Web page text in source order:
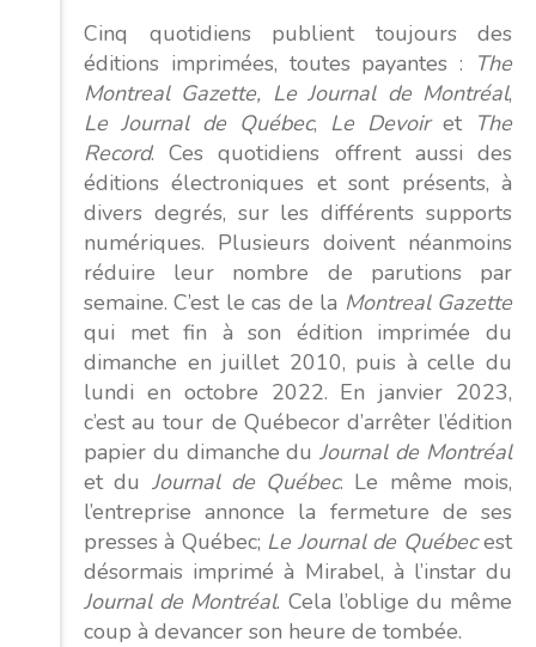
Cinq quotidiens publient toujours des
éditions imprimées, toutes payantes : The
Montreal Gazette, Le Journal de Montréal,
Le Journal de Québec, Le Devoiret The
Record. Ces quotidiens offrent aussi des
éditions électroniques et sont présents, à
divers degrés, sur les différents supports
numériques. Plusieurs doivent néanmoins
réduire leur nombre de parutions par
semaine. C’est le cas de la Montreal Gazette
qui met fin à son édition imprimée du
dimanche en juillet 2010, puis à celle du
lundi en octobre 2022. En janvier 2023,
c’est au tour de Québecor d’arrêter l’édition
papier du dimanche duJournal de Montréal
et du Journal de Québec. Le même mois,
l’entreprise annonce la fermeture de ses
presses à Québec; Le Journal de Québecest
désormais imprimé à Mirabel, à l’instar du
Journal de Montréal. Cela l’oblige du même
coup à devancer son heure de tombée.